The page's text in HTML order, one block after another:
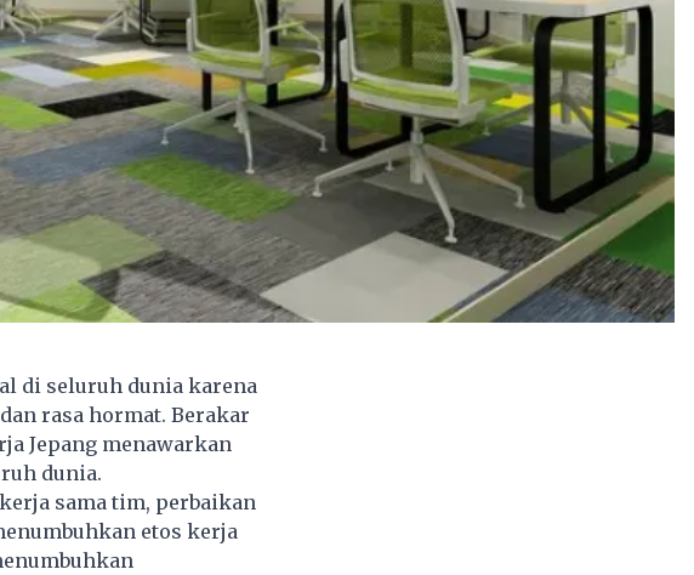
di seluruh dunia karena
rasa hormat. Berakar
Jepang menawarkan
dunia.
sama tim, perbaikan
etos kerja